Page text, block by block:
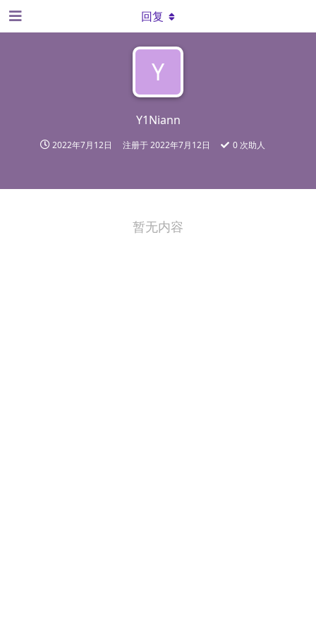
Y
Y1Niann
2022年7月12日 注册于2022年7月12日 0 次助人
回复
暂无内容